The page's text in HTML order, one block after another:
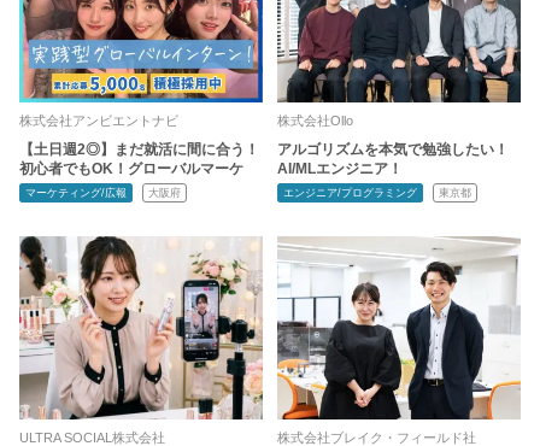
株式会社アンビエントナビ
【土日週2◎】まだ就活に間に合う！
初心者でもOK！グローバルマーケ
マーケティング/広報 大阪府
株式会社Ollo
アルゴリズムを本気で勉強したい！
AI/MLエンジニア！
エンジニア/プログラミング 東京都
ULTRA SOCIAL株式会社 株式会社ブレイク・フィールド社